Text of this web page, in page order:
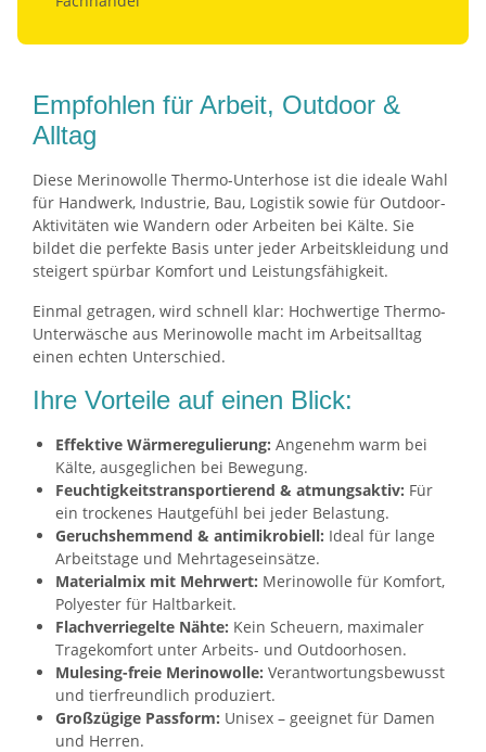
Empfohlen für Arbeit, Outdoor &
Alltag
Diese Merinowolle Thermo-Unterhose ist die ideale Wahl
für Handwerk, Industrie, Bau, Logistik sowie für Outdoor-
Aktivitäten wie Wandern oder Arbeiten bei Kälte. Sie
bildet die perfekte Basis unter jeder Arbeitskleidung und
steigert spürbar Komfort und Leistungsfähigkeit.
Einmal getragen, wird schnell klar: Hochwertige Thermo-
Unterwäsche aus Merinowolle macht im Arbeitsalltag
einen echten Unterschied.
Ihre Vorteile auf einen Blick:
Effektive Wärmeregulierung: Angenehm warm bei
Kälte, ausgeglichen bei Bewegung.
Feuchtigkeitstransportierend & atmungsaktiv: Für
ein trockenes Hautgefühl bei jeder Belastung.
Geruchshemmend & antimikrobiell: Ideal für lange
Arbeitstage und Mehrtageseinsätze.
Materialmix mit Mehrwert: Merinowolle für Komfort,
Polyester für Haltbarkeit.
Flachverriegelte Nähte: Kein Scheuern, maximaler
Tragekomfort unter Arbeits- und Outdoorhosen.
Mulesing-freie Merinowolle: Verantwortungsbewusst
und tierfreundlich produziert.
Großzügige Passform: Unisex – geeignet für Damen
und Herren.